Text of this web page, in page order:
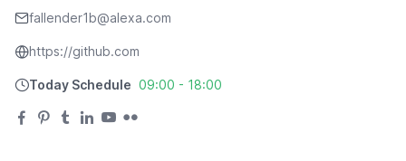
fallender1b@alexa.com
https://github.com
Today Schedule 09:00 - 18:00